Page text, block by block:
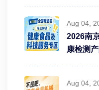
Aug 04,
2026南
康检测
Aug 04,